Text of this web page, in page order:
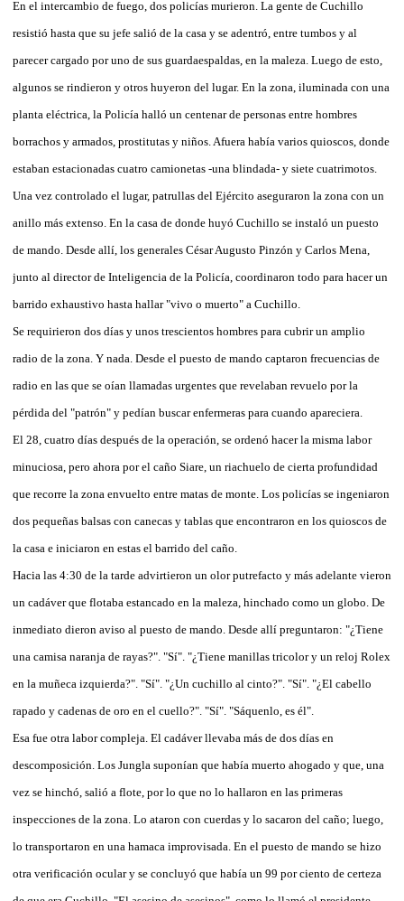
En el intercambio de fuego, dos policías murieron. La gente de Cuchillo
resistió hasta que su jefe salió de la casa y se adentró, entre tumbos y al
parecer cargado por uno de sus guardaespaldas, en la maleza. Luego de esto,
algunos se rindieron y otros huyeron del lugar. En la zona, iluminada con una
planta eléctrica, la Policía halló un centenar de personas entre hombres
borrachos y armados, prostitutas y niños. Afuera había varios quioscos, donde
estaban estacionadas cuatro camionetas -una blindada- y siete cuatrimotos.
Una vez controlado el lugar, patrullas del Ejército aseguraron la zona con un
anillo más extenso. En la casa de donde huyó Cuchillo se instaló un puesto
de mando. Desde allí, los generales César Augusto Pinzón y Carlos Mena,
junto al director de Inteligencia de la Policía, coordinaron todo para hacer un
barrido exhaustivo hasta hallar "vivo o muerto" a Cuchillo.
Se requirieron dos días y unos trescientos hombres para cubrir un amplio
radio de la zona. Y nada. Desde el puesto de mando captaron frecuencias de
radio en las que se oían llamadas urgentes que revelaban revuelo por la
pérdida del "patrón" y pedían buscar enfermeras para cuando apareciera.
El 28, cuatro días después de la operación, se ordenó hacer la misma labor
minuciosa, pero ahora por el caño Siare, un riachuelo de cierta profundidad
que recorre la zona envuelto entre matas de monte. Los policías se ingeniaron
dos pequeñas balsas con canecas y tablas que encontraron en los quioscos de
la casa e iniciaron en estas el barrido del caño.
Hacia las 4:30 de la tarde advirtieron un olor putrefacto y más adelante vieron
un cadáver que flotaba estancado en la maleza, hinchado como un globo. De
inmediato dieron aviso al puesto de mando. Desde allí preguntaron: "¿Tiene
una camisa naranja de rayas?". "Sí". "¿Tiene manillas tricolor y un reloj Rolex
en la muñeca izquierda?". "Sí". "¿Un cuchillo al cinto?". "Sí". "¿El cabello
rapado y cadenas de oro en el cuello?". "Sí". "Sáquenlo, es él".
Esa fue otra labor compleja. El cadáver llevaba más de dos días en
descomposición. Los Jungla suponían que había muerto ahogado y que, una
vez se hinchó, salió a flote, por lo que no lo hallaron en las primeras
inspecciones de la zona. Lo ataron con cuerdas y lo sacaron del caño; luego,
lo transportaron en una hamaca improvisada. En el puesto de mando se hizo
otra verificación ocular y se concluyó que había un 99 por ciento de certeza